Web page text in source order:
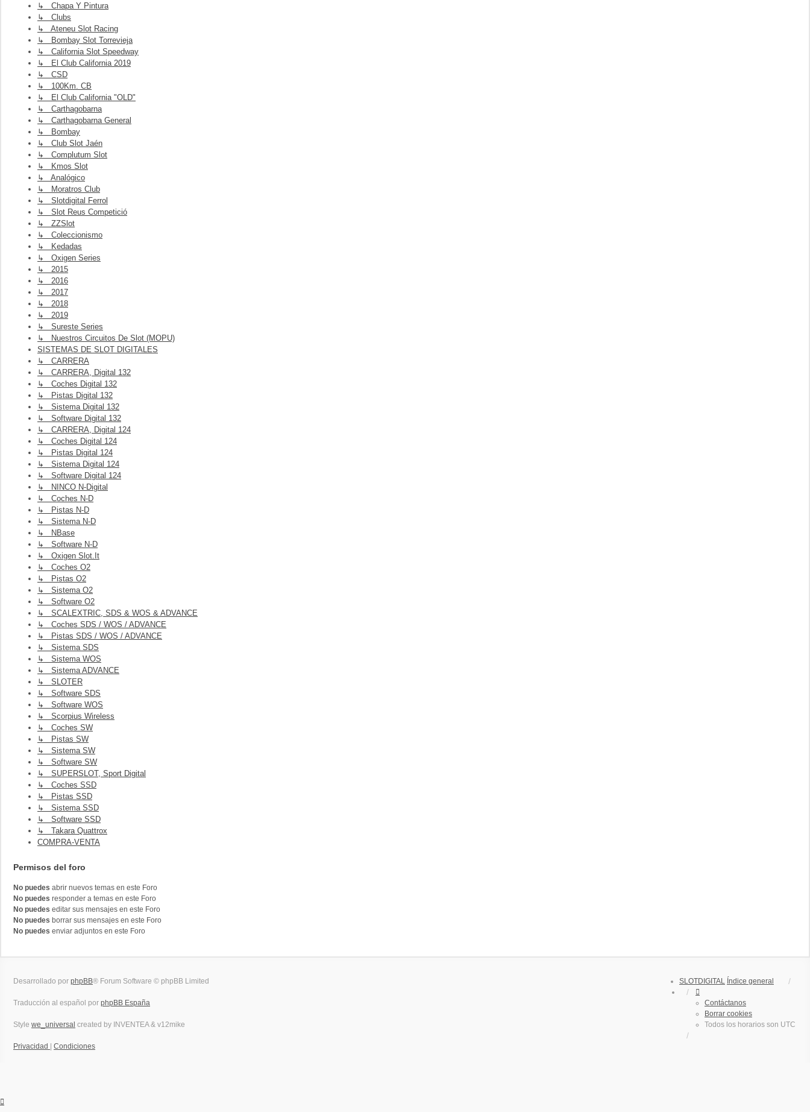
↳ Chapa Y Pintura
↳ Clubs
↳ Ateneu Slot Racing
↳ Bombay Slot Torrevieja
↳ California Slot Speedway
↳ El Club California 2019
↳ CSD
↳ 100Km. CB
↳ El Club California "OLD"
↳ Carthagobarna
↳ Carthagobarna General
↳ Bombay
↳ Club Slot Jaén
↳ Complutum Slot
↳ Kmos Slot
↳ Analógico
↳ Moratros Club
↳ Slotdigital Ferrol
↳ Slot Reus Competició
↳ ZZSlot
↳ Coleccionismo
↳ Kedadas
↳ Oxigen Series
↳ 2015
↳ 2016
↳ 2017
↳ 2018
↳ 2019
↳ Sureste Series
↳ Nuestros Circuitos De Slot (MOPU)
SISTEMAS DE SLOT DIGITALES
↳ CARRERA
↳ CARRERA, Digital 132
↳ Coches Digital 132
↳ Pistas Digital 132
↳ Sistema Digital 132
↳ Software Digital 132
↳ CARRERA, Digital 124
↳ Coches Digital 124
↳ Pistas Digital 124
↳ Sistema Digital 124
↳ Software Digital 124
↳ NINCO N-Digital
↳ Coches N-D
↳ Pistas N-D
↳ Sistema N-D
↳ NBase
↳ Software N-D
↳ Oxigen Slot.it
↳ Coches O2
↳ Pistas O2
↳ Sistema O2
↳ Software O2
↳ SCALEXTRIC, SDS & WOS & ADVANCE
↳ Coches SDS / WOS / ADVANCE
↳ Pistas SDS / WOS / ADVANCE
↳ Sistema SDS
↳ Sistema WOS
↳ Sistema ADVANCE
↳ SLOTER
↳ Software SDS
↳ Software WOS
↳ Scorpius Wireless
↳ Coches SW
↳ Pistas SW
↳ Sistema SW
↳ Software SW
↳ SUPERSLOT, Sport Digital
↳ Coches SSD
↳ Pistas SSD
↳ Sistema SSD
↳ Software SSD
↳ Takara Quattrox
COMPRA-VENTA
Permisos del foro
No puedes abrir nuevos temas en este Foro
No puedes responder a temas en este Foro
No puedes editar sus mensajes en este Foro
No puedes borrar sus mensajes en este Foro
No puedes enviar adjuntos en este Foro
SLOTDIGITAL Índice general
Contáctanos
Borrar cookies
Todos los horarios son UTC
Desarrollado por phpBB® Forum Software © phpBB Limited
Traducción al español por phpBB España
Style we_universal created by INVENTEA & v12mike
Privacidad | Condiciones